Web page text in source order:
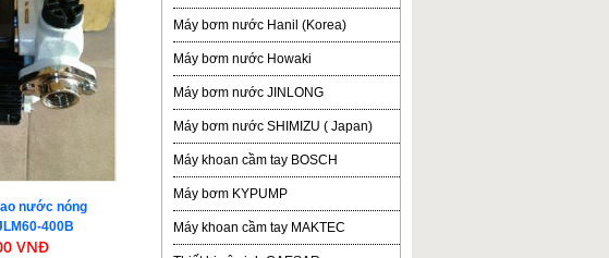
nước nóng
400B
VNĐ
Máy bơm nước Hanil (Korea)
Máy bơm nước Howaki
Máy bơm nước JINLONG
Máy bơm nước SHIMIZU ( Japan)
Máy khoan cầm tay BOSCH
Máy bơm KYPUMP
Máy khoan cầm tay MAKTEC